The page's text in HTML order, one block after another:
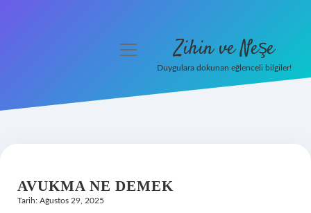
Hakkımızda
menüyü
Zihin ve Neşe
Duygulara dokunan eğlenceli bilgiler!
AVUKMA NE DEMEK
Tarih: Ağustos 29, 2025